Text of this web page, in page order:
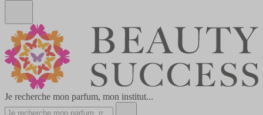
Je recherche mon parfum, mon institut...